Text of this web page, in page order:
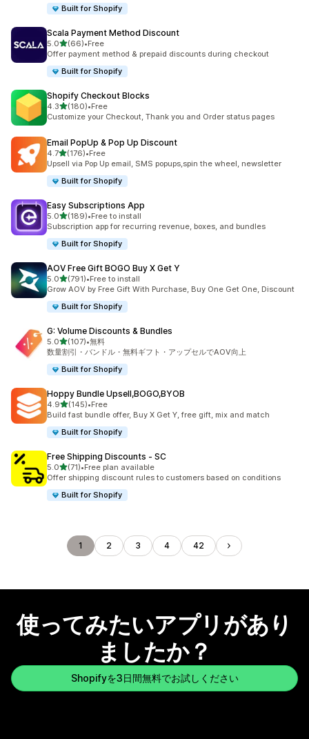
Built for Shopify
Scala Payment Method Discount
5.05つ星中
(66)
合計レビュー数：66件
•Free
Offer payment method & prepaid discounts during checkout
Built for Shopify
Shopify Checkout Blocks
4.35つ星中
(180)
合計レビュー数：180件
•Free
Customize your Checkout, Thank you and Order status pages
Email PopUp & Pop Up Discount
4.75つ星中
(176)
合計レビュー数：176件
•Free
Upsell via Pop Up email, SMS popups,spin the wheel, newsletter
Built for Shopify
Easy Subscriptions App
5.05つ星中
(189)
合計レビュー数：189件
•Free to install
Subscription app for recurring revenue, boxes, and bundles
Built for Shopify
AOV Free Gift BOGO Buy X Get Y
5.05つ星中
(791)
合計レビュー数：791件
•Free to install
Grow AOV by Free Gift With Purchase, Buy One Get One, Discount
Built for Shopify
G: Volume Discounts & Bundles
5.05つ星中
(107)
合計レビュー数：107件
•無料
数量割引・バンドル・無料ギフト・アップセルでAOV向上
Built for Shopify
Hoppy Bundle Upsell,BOGO,BYOB
4.95つ星中
(145)
合計レビュー数：145件
•Free
Build fast bundle offer, Buy X Get Y, free gift, mix and match
Built for Shopify
Free Shipping Discounts ‑ SC
5.05つ星中
(71)
合計レビュー数：71件
•Free plan available
Offer shipping discount rules to customers based on conditions
Built for Shopify
1 2 3 4 42
使ってみたいアプリがあり
ましたか？
Shopifyを3日間無料でお試しください